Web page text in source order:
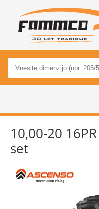
10,00-20
set